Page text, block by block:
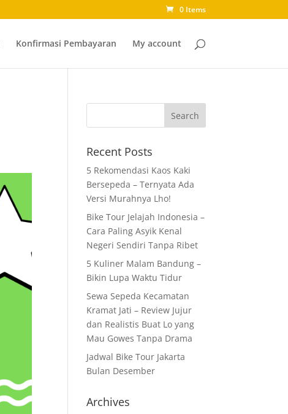
0 Items
Konfirmasi Pembayaran My account
Recent Posts
5 Rekomendasi Kaos Kaki
Bersepeda – Ternyata Ada
Versi Murahnya Lho!
Bike Tour Jelajah Indonesia –
Cara Paling Asyik Kenal
Negeri Sendiri Tanpa Ribet
5 Kuliner Malam Bandung –
Bikin Lupa Waktu Tidur
Sewa Sepeda Kecamatan
Kramat Jati – Review Jujur
dan Realistis Buat Lo yang
Mau Gowes Tanpa Drama
Jadwal Bike Tour Jakarta
Bulan Desember
Archives